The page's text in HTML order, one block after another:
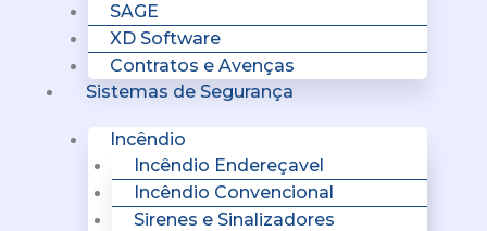
SAGE
XD Software
Contratos e Avenças
Sistemas de Segurança
Incêndio
Incêndio Endereçavel
Incêndio Convencional
Sirenes e Sinalizadores